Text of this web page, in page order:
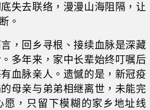
失去联络，漫漫山海阻隔，让
。
回乡寻根、接续血脉是深藏
多年来，家中长辈始终叮嘱后
血脉亲人。遗憾的是，新冠疫
母亲与弟弟相继离世，未能完
愿，只留下模糊的家乡地址线